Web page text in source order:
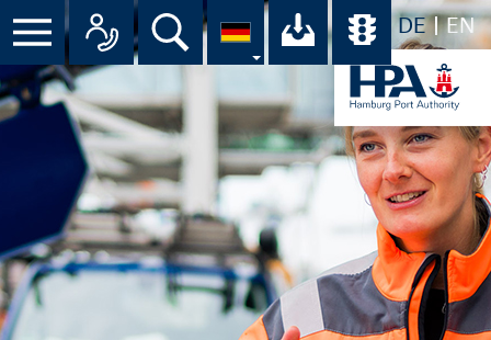
DE EN
Suche Ihr Download-